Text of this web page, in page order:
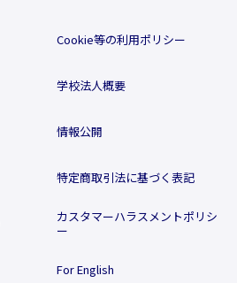
Cookie等の利用ポリシー
学校法人概要
情報公開
特定商取引法に基づく表記
カスタマーハラスメントポリシ
ー
For English